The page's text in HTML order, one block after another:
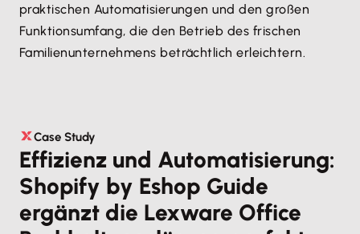
praktischen Automatisierungen und den großen
Funktionsumfang, die den Betrieb des frischen
Familienunternehmens beträchtlich erleichtern.
Case Study
Effizienz und Automatisierung:
Shopify by Eshop Guide
ergänzt die Lexware Office